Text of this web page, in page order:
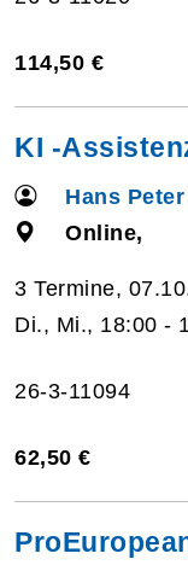
114,50 €
KI -
Hans
Online,
3 Termine,
Di., Mi., 18:00 -
26-3-11094
62,50 €